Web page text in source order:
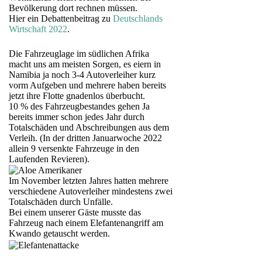
Bevölkerung dort rechnen müssen.
Hier ein Debattenbeitrag zu Deutschlands
Wirtschaft 2022.
Die Fahrzeuglage im südlichen Afrika
macht uns am meisten Sorgen, es eiern in
Namibia ja noch 3-4 Autoverleiher kurz
vorm Aufgeben und mehrere haben bereits
jetzt ihre Flotte gnadenlos überbucht.
10 % des Fahrzeugbestandes gehen Ja
bereits immer schon jedes Jahr durch
Totalschäden und Abschreibungen aus dem
Verleih. (In der dritten Januarwoche 2022
allein 9 versenkte Fahrzeuge in den
Laufenden Revieren).
Im November letzten Jahres hatten mehrere
verschiedene Autoverleiher mindestens zwei
Totalschäden durch Unfälle.
Bei einem unserer Gäste musste das
Fahrzeug nach einem Elefantenangriff am
Kwando getauscht werden.